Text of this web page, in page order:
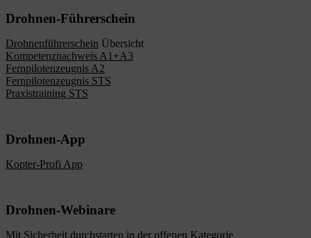
Drohnen-Führerschein
Drohnenführerschein Übersicht
Kompetenznachweis A1+A3
Fernpilotenzeugnis A2
Fernpilotenzeugnis STS
Praxistraining STS
Drohnen-App
Kopter-Profi App
Drohnen-Webinare
Mit Sicherheit durchstarten in der offenen Kategorie